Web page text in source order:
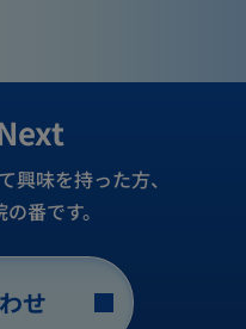
興味を持った方、
番です。
せ